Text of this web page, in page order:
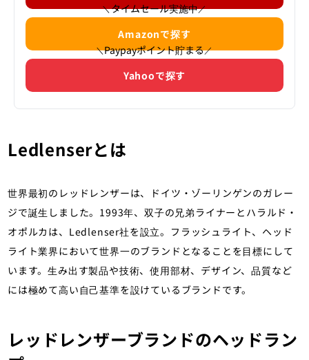
＼タイムセール実施中／
Amazonで探す
＼Paypayポイント貯まる／
Yahooで探す
Ledlenserとは
世界最初のレッドレンザーは、ドイツ・ゾーリンゲンのガレー
ジで誕生しました。1993年、双子の兄弟ライナーとハラルド・
オポルカは、Ledlenser社を設立。フラッシュライト、ヘッド
ライト業界において世界一のブランドとなることを目標にして
います。生み出す製品や技術、使用部材、デザイン、品質など
には極めて高い自己基準を設けているブランドです。
レッドレンザーブランドのヘッドラン